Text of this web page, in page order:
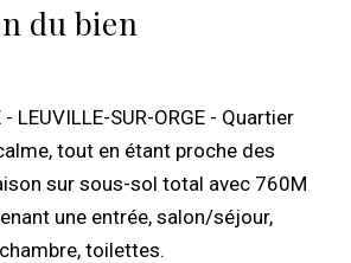
du bien
- LEUVILLE-SUR-ORGE - Quartier
tout en étant proche des
sur sous-sol total avec 760M
une entrée, salon/séjour,
toilettes.